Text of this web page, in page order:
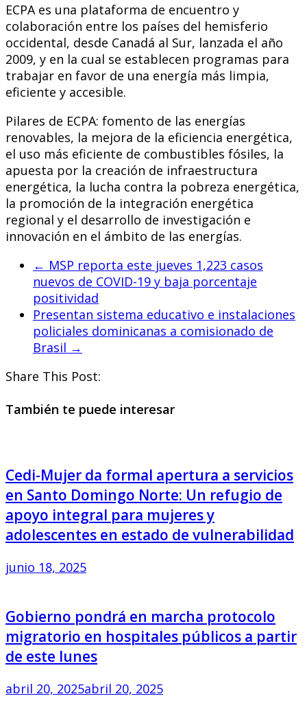
ECPA es una plataforma de encuentro y
colaboración entre los países del hemisferio
occidental, desde Canadá al Sur, lanzada el año
2009, y en la cual se establecen programas para
trabajar en favor de una energía más limpia,
eficiente y accesible.
Pilares de ECPA: fomento de las energías
renovables, la mejora de la eficiencia energética,
el uso más eficiente de combustibles fósiles, la
apuesta por la creación de infraestructura
energética, la lucha contra la pobreza energética,
la promoción de la integración energética
regional y el desarrollo de investigación e
innovación en el ámbito de las energías.
← MSP reporta este jueves 1,223 casos
nuevos de COVID-19 y baja porcentaje
positividad
Presentan sistema educativo e instalaciones
policiales dominicanas a comisionado de
Brasil →
Share This Post:
También te puede interesar
Cedi-Mujer da formal apertura a servicios
en Santo Domingo Norte: Un refugio de
apoyo integral para mujeres y
adolescentes en estado de vulnerabilidad
junio 18, 2025
Gobierno pondrá en marcha protocolo
migratorio en hospitales públicos a partir
de este lunes
abril 20, 2025abril 20, 2025